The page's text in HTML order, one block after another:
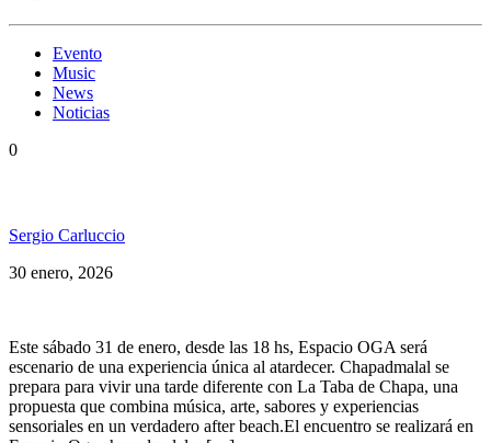
Evento
Music
News
Noticias
0
Sergio Carluccio
30 enero, 2026
Este sábado 31 de enero, desde las 18 hs, Espacio OGA será
escenario de una experiencia única al atardecer. Chapadmalal se
prepara para vivir una tarde diferente con La Taba de Chapa, una
propuesta que combina música, arte, sabores y experiencias
sensoriales en un verdadero after beach.El encuentro se realizará en